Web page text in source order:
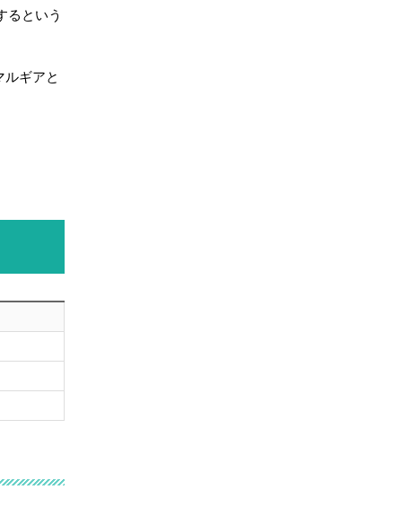
るという
ギアと